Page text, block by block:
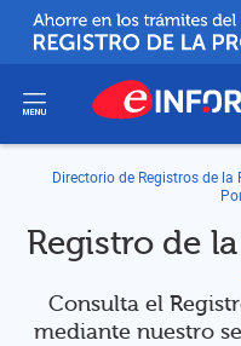
del menú
Directorio de Registros de la
Registro de
Consulta el
mediante nuestro